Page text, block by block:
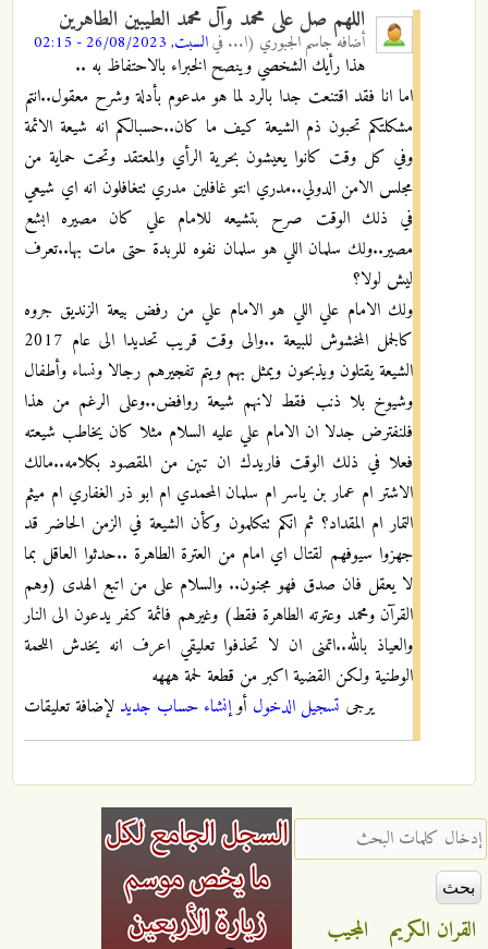
اللهم صل على محمد وآل محمد الطيبين الطاهرين
أضافهجاسم الجبوري (ا... فيالسبت, 26/08/2023 - 02:15
هذا رأيك الشخصي وينصح الخبراء بالاحتفاظ به ..
اما انا فقد اقتنعت جدا بالرد لما هو مدعوم بأدلة وشرح معقول..انتم
مشكلتكم تحبون ذم الشيعة كيف ما كان..حسبالكم انه شيعة الائمة
وفي كل وقت كانوا يعيشون بحرية الرأي والمعتقد وتحت حماية من
مجلس الامن الدولي..مدري انتو غافلين مدري تتغافلون انه اي شيعي
في ذلك الوقت صرح بتشيعه للامام علي كان مصيره ابشع
مصير..ولك سلمان اللي هو سلمان نفوه للربدة حتى مات بها..تعرف
ليش لولا؟
ولك الامام علي اللي هو الامام علي من رفض بيعة الزنديق جروه
كالجمل المخشوش للبيعة ..والى وقت قريب تحديدا الى عام 2017
الشيعة يقتلون ويذبحون ويمثل بهم ويتم تفجيرهم رجالا ونساء وأطفال
وشيوخ بلا ذنب فقط لانهم شيعة روافض..وعلى الرغم من هذا
فلنفترض جدلا ان الامام علي عليه السلام مثلا كان يخاطب شيعته
فعلا في ذلك الوقت فاريدك ان تبين من المقصود بكلامه..مالك
الاشتر ام عمار بن ياسر ام سلمان المحمدي ام ابو ذر الغفاري ام ميثم
التمار ام المقداد؟ ثم انكم تتكلمون وكأن الشيعة في الزمن الحاضر قد
جهزوا سيوفهم لقتال اي امام من العترة الطاهرة ..حدثوا العاقل بما
لا يعقل فان صدق فهو مجنون.. والسلام على من اتبع الهدى (وهم
القرآن ومحمد وعترته الطاهرة فقط) وغيرهم فائمة كفر يدعون الى النار
والعياذ بالله..اتمنى ان لا تحذفوا تعليقي اعرف انه يخدش اللحمة
الوطنية ولكن القضية اكبر من قطعة لحمة هههه
يرجى تسجيل الدخول أوإنشاء حساب جديد لإضافة تعليقات
‏إدخال كلمات البحث ‏
القران الكريم المجيب